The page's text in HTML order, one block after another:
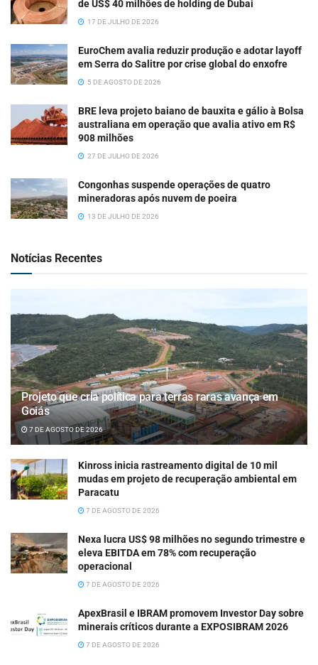
de US$ 40 milhões de holding de Dubai
17 DE JULHO DE 2026
EuroChem avalia reduzir produção e adotar layoff
em Serra do Salitre por crise global do enxofre
5 DE AGOSTO DE 2026
BRE leva projeto baiano de bauxita e gálio à Bolsa
australiana em operação que avalia ativo em R$
908 milhões
27 DE JULHO DE 2026
Congonhas suspende operações de quatro
mineradoras após nuvem de poeira
13 DE JULHO DE 2026
Notícias Recentes
Projeto que cria política para terras raras avança em
Goiás
7 DE AGOSTO DE 2026
Kinross inicia rastreamento digital de 10 mil
mudas em projeto de recuperação ambiental em
Paracatu
7 DE AGOSTO DE 2026
Nexa lucra US$ 98 milhões no segundo trimestre e
eleva EBITDA em 78% com recuperação
operacional
7 DE AGOSTO DE 2026
ApexBrasil e IBRAM promovem Investor Day sobre
minerais críticos durante a EXPOSIBRAM 2026
7 DE AGOSTO DE 2026